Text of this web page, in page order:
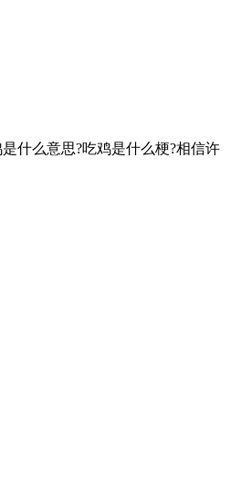
什么意思?吃鸡是什么梗?相信许